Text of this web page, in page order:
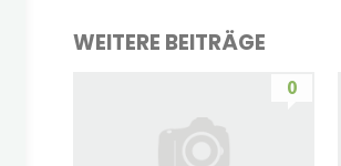
WEITERE BEITRÄGE
0